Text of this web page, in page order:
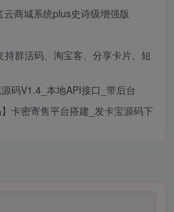
商城系统plus史诗级增强版
群活码、淘宝客、分享卡片、短
码V1.4_本地API接口_带后台
】卡密寄售平台搭建_发卡宝源码下